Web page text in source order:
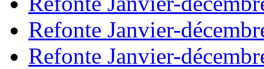
Refonte Janvier-
Refonte Janvier-